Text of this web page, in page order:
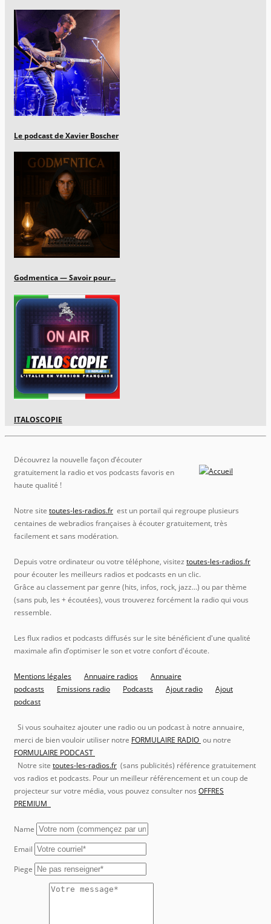
Le podcast de Xavier Boscher
Godmentica — Savoir pour...
ITALOSCOPIE
Découvrez la nouvelle façon d’écouter
gratuitement la radio et vos podcasts favoris en
haute qualité !
Notre site toutes-les-radios.fr est un portail qui regroupe plusieurs
centaines de webradios françaises à écouter gratuitement, très
facilement et sans modération.
Depuis votre ordinateur ou votre téléphone, visitez toutes-les-radios.fr
pour écouter les meilleurs radios et podcasts en un clic.
Grâce au classement par genre (hits, infos, rock, jazz…) ou par thème
(sans pub, les + écoutées), vous trouverez forcément la radio qui vous
ressemble.
Les flux radios et podcasts diffusés sur le site bénéficient d'une qualité
maximale afin d’optimiser le son et votre confort d'écoute.
Mentions légales Annuaire radios
Annuaire
podcasts
Emissions radio Podcasts Ajout radio
Ajout
podcast
Si vous souhaitez ajouter une radio ou un podcast à notre annuaire,
merci de bien vouloir utiliser notre FORMULAIRE RADIO ou notre
FORMULAIRE PODCAST
Notre site toutes-les-radios.fr (sans publicités) référence gratuitement
vos radios et podcasts. Pour un meilleur référencement et un coup de
projecteur sur votre média, vous pouvez consulter nos OFFRES
PREMIUM
Name
Email
Piege